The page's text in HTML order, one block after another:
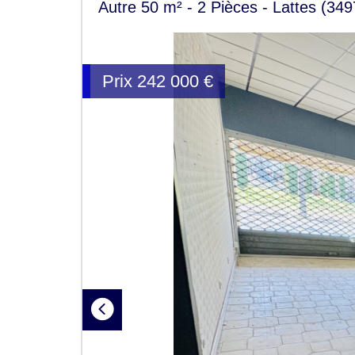
Autre 50 m² - 2 Pièces - Lattes
Prix 242 000 €